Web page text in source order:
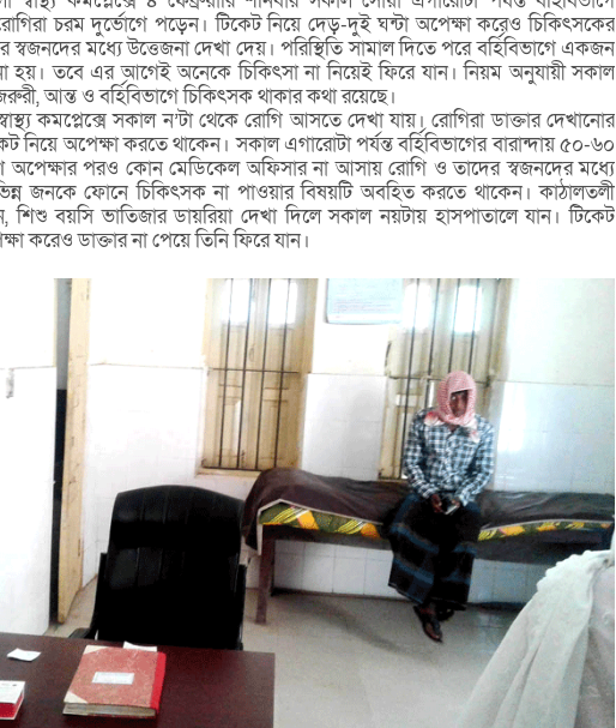
চরম দুর্ভোগে পড়েন। টিকেট নিয়ে দেড়-দুই ঘন্টা অপেক্ষা করেও চিকিৎসকের
মধ্যে উত্তেজনা দেখা দেয়। পরিস্থিতি সামাল দিতে পরে বর্হিবিভাগে একজন
হয়। তবে এর আগেই অনেকে চিকিৎসা না নিয়েই ফিরে যান। নিয়ম অনুযায়ী সকাল
আন্ত ও বর্হিবিভাগে চিকিৎসক থাকার কথা রয়েছে।
কমপ্লেক্সে সকাল ন’টা থেকে রোগি আসতে দেখা যায়। রোগিরা ডাক্তার দেখানোর
নিয়ে অপেক্ষা করতে থাকেন। সকাল এগারোটা পর্যন্ত বর্হিবিভাগের বারান্দায় ৫০-৬০
অপেক্ষার পরও কোন মেডিকেল অফিসার না আসায় রোগি ও তাদের স্বজনদের মধ্যে
জনকে ফোনে চিকিৎসক না পাওয়ার বিষয়টি অবহিত করতে থাকেন। কাঠালতলী
বয়সি ভাতিজার ডায়রিয়া দেখা দিলে সকাল নয়টায় হাসপাতালে যান। টিকেট
করেও ডাক্তার না পেয়ে তিনি ফিরে যান।